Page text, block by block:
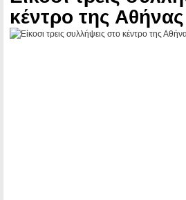
κέντρο της Αθήνας